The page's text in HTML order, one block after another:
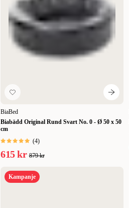
BiaBed
Biabädd Original Rund Svart No. 0 - Ø 50 x 50
cm
(4)
615 kr 879 kr
Kampanje